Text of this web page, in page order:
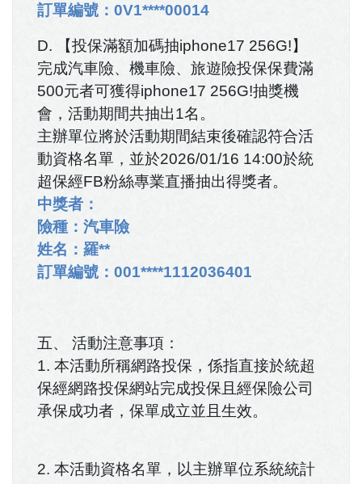
訂單編號：0V1****00014
D. 【投保滿額加碼抽iphone17 256G!】
完成汽車險、機車險、旅遊險投保保費滿
500元者可獲得iphone17 256G!抽獎機
會，活動期間共抽出1名。
主辦單位將於活動期間結束後確認符合活
動資格名單，並於2026/01/16 14:00於統
超保經FB粉絲專業直播抽出得獎者。
中獎者：
險種：汽車險
姓名：羅**
訂單編號：001****1112036401
五、 活動注意事項：
1. 本活動所稱網路投保，係指直接於統超
保經網路投保網站完成投保且經保險公司
承保成功者，保單成立並且生效。
2. 本活動資格名單，以主辦單位系統統計